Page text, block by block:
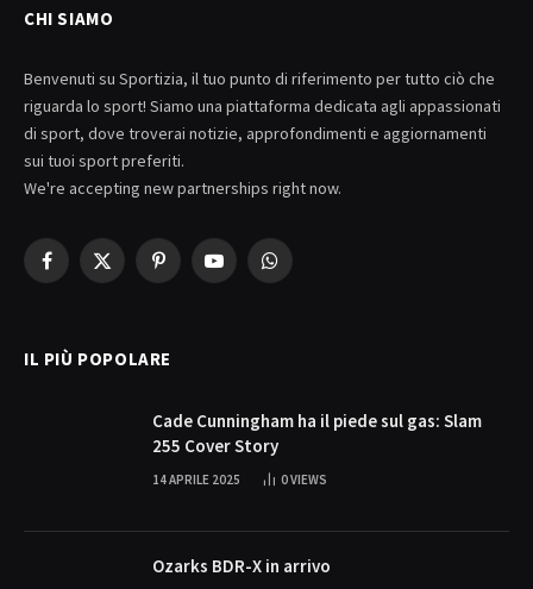
CHI SIAMO
Benvenuti su Sportizia, il tuo punto di riferimento per tutto ciò che
riguarda lo sport! Siamo una piattaforma dedicata agli appassionati
di sport, dove troverai notizie, approfondimenti e aggiornamenti
sui tuoi sport preferiti.
We're accepting new partnerships right now.
Facebook
X
PinterestYouTubeWhatsApp
IL PIÙ POPOLARE
Cade Cunningham ha il piede sul gas: Slam
255 Cover Story
14 APRILE 2025 0VIEWS
Ozarks BDR-X in arrivo